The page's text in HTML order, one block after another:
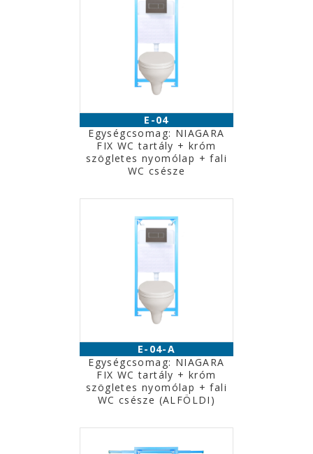
E-04
Egységcsomag: NIAGARA
FIX WC tartály + króm
szögletes nyomólap + fali
WC csésze
E-04-A
Egységcsomag: NIAGARA
FIX WC tartály + króm
szögletes nyomólap + fali
WC csésze (ALFÖLDI)